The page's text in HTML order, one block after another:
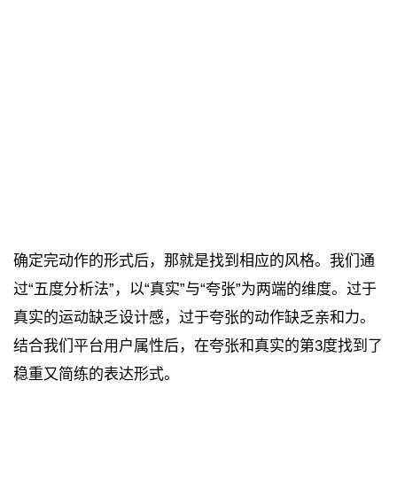
确定完动作的形式后，那就是找到相应的风格。我们通
过“五度分析法”，以“真实”与“夸张”为两端的维度。过于
真实的运动缺乏设计感，过于夸张的动作缺乏亲和力。
结合我们平台用户属性后，在夸张和真实的第3度找到了
稳重又简练的表达形式。